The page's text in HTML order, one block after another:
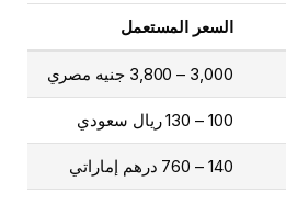
السعر المستعمل
3,000 – 3,800 جنيه مصري
100 – 130 ريال سعودي
140 – 760 درهم إماراتي